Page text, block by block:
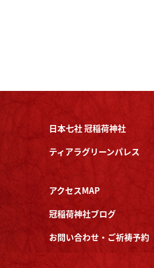
日本七社 冠稲荷神社
ティアラグリーンパレス
アクセスMAP
冠稲荷神社ブログ
お問い合わせ・ご祈祷予約